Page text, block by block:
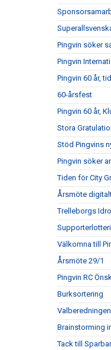
Pingvin söker
Pingvin
Pingvin 60 år,
60-årsfest
Pingvin 60 år,
Stora
Stöd Pingvins
Pingvin söker
Tiden för City
Årsmöte
Trelleborgs
Välkomna till
Årsmöte 29/1
Pingvin RC
Burksortering
Brainstorming
Tack till